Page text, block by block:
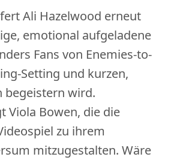
Ali Hazelwood erneut
emotional aufgeladene
Fans von Enemies-to-
Setting und kurzen,
begeistern wird.
Viola Bowen, die die
zu ihrem
mitzugestalten. Wäre